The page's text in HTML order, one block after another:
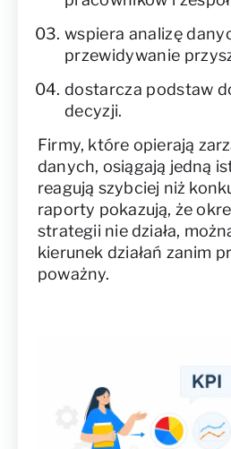
wspiera analizę
przewidywanie
dostarcza podstaw
decyzji.
Firmy, które opierają
danych, osiągają jedną
reagują szybciej niż
raporty pokazują, że
strategii nie działa,
kierunek działań zanim
poważny.